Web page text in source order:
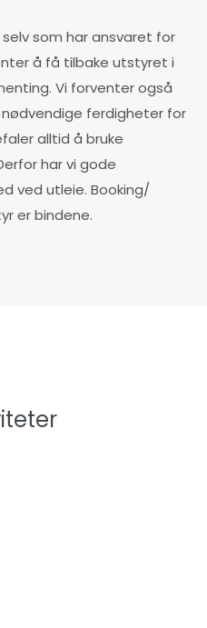
som har ansvaret for
å få tilbake utstyret i
Vi forventer også
ferdigheter for
alltid å bruke
har vi gode
ved utleie. Booking/
er bindene.